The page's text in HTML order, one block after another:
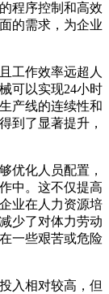
程序控制和高效
的需求，为企业
工作效率远超人
可以实现24小时
产线的连续性和
到了显著提升，
化人员配置，
中。这不仅提高
业在人力资源培
少了对体力劳动
一些艰苦或危险
入相对较高，但